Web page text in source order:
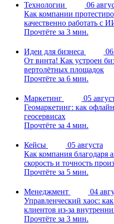
Технологии
06
Как компании
качественно работать с
Прочтёте за 3 мин.
Идеи для бизнеса
От винта! Как устроен
вертолётных площадок
Прочтёте за 6 мин.
Маркетинг
05
Геомаркетинг: как
геосервисах
Прочтёте за 4 мин.
Кейсы
05 августа
Как компания благодаря
скорость и точность
Прочтёте за 5 мин.
Менеджмент
04
Управленческий хаос:
клиентов из-за
Прочтёте за 3 мин.